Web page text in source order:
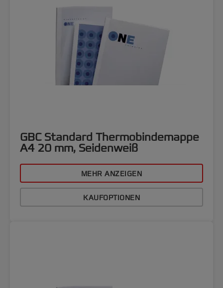
GBC Standard Thermobindemappe
A4 20 mm, Seidenweiß
MEHR ANZEIGEN
KAUFOPTIONEN